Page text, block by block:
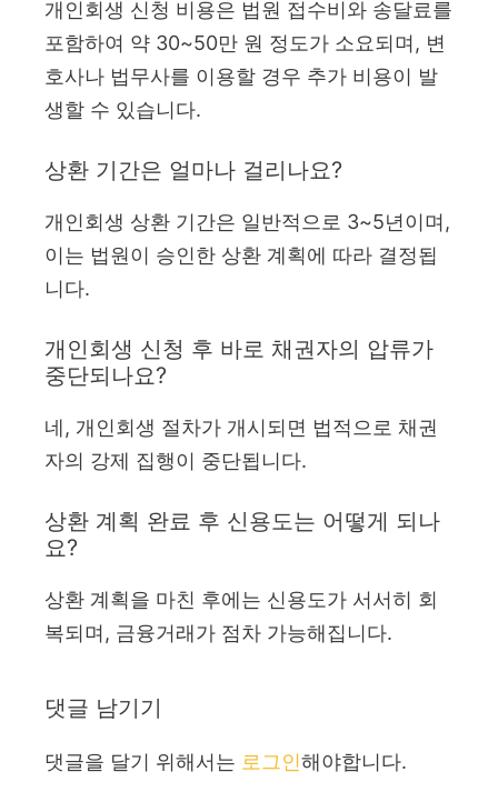
개인회생 신청 비용은 법원 접수비와 송달료를
포함하여 약 30~50만 원 정도가 소요되며, 변
호사나 법무사를 이용할 경우 추가 비용이 발
생할 수 있습니다.
상환 기간은 얼마나 걸리나요?
개인회생 상환 기간은 일반적으로 3~5년이며,
이는 법원이 승인한 상환 계획에 따라 결정됩
니다.
개인회생 신청 후 바로 채권자의 압류가
중단되나요?
네, 개인회생 절차가 개시되면 법적으로 채권
자의 강제 집행이 중단됩니다.
상환 계획 완료 후 신용도는 어떻게 되나
요?
상환 계획을 마친 후에는 신용도가 서서히 회
복되며, 금융거래가 점차 가능해집니다.
댓글 남기기
댓글을 달기 위해서는 로그인해야합니다.